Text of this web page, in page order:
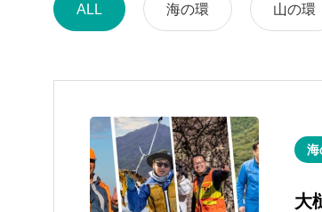
ALL 海の環 山の環
海
大